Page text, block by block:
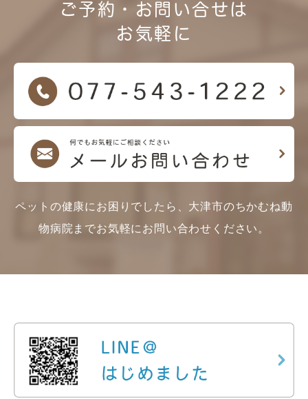
ご予約・お問い合せは
お気軽に
ペットの健康にお困りでしたら、大津市のちかむね動
物病院までお気軽にお問い合わせください。